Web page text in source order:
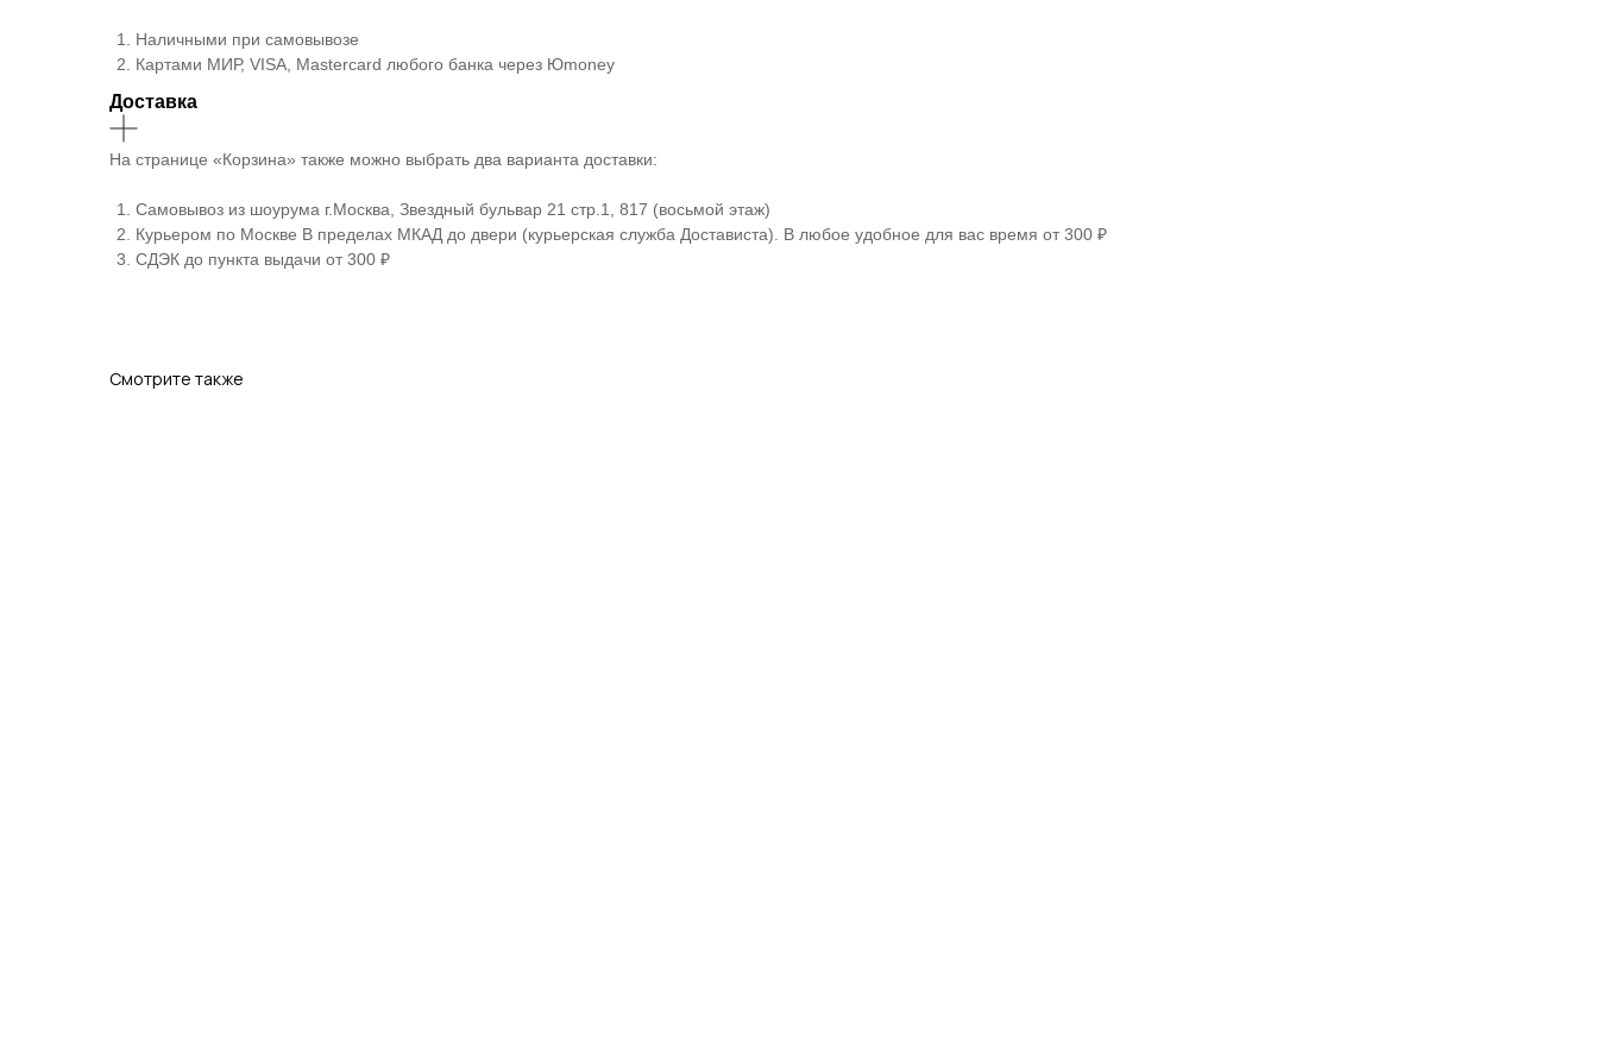
Наличными при самовывозе
Картами МИР, VISA, Mastercard любого банка через Юmoney
Доставка
На странице «Корзина» также можно выбрать два варианта доставки:
Самовывоз из шоурума г.Москва, Звездный бульвар 21 стр.1, 817 (восьмой этаж)
Курьером по Москве В пределах МКАД до двери (курьерская служба Достависта). В любое удобное для вас время от 300 ₽
СДЭК до пункта выдачи от 300 ₽
Смотрите также